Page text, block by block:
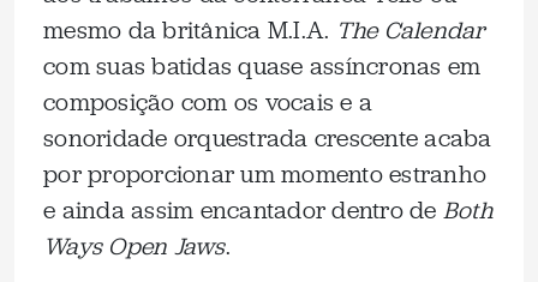
mesmo da britânica M.I.A. The Calendar
com suas batidas quase assíncronas em
composição com os vocais e a
sonoridade orquestrada crescente acaba
por proporcionar um momento estranho
e ainda assim encantador dentro de Both
Ways Open Jaws.